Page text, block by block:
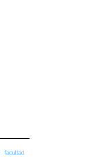
facultad